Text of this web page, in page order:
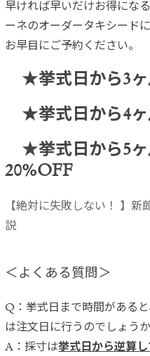
早ければ早いだけお得にな
ーネのオーダータキシード
お早目にご予約ください。
★挙式日から3ヶ
★挙式日から4ヶ
★挙式日から5ヶ
20%OFF
【絶対に失敗しない！ 】
説
＜よくある質問＞
Q：挙式日まで時間がある
は注文日に行うのでしょうか
A：採寸は挙式日から逆算